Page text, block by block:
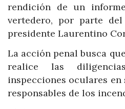
rendición de un
vertedero, por parte
presidente Laurentino
La acción penal busca
realice las
inspecciones oculares
responsables de los